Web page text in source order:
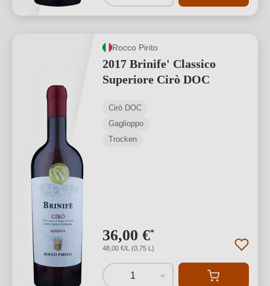
Rocco Pirito
2017 Brinife' Classico
Superiore Cirò DOC
Cirò DOC
Gaglioppo
Trocken
36,00 €*
48,00 €/L (0,75 L)
1